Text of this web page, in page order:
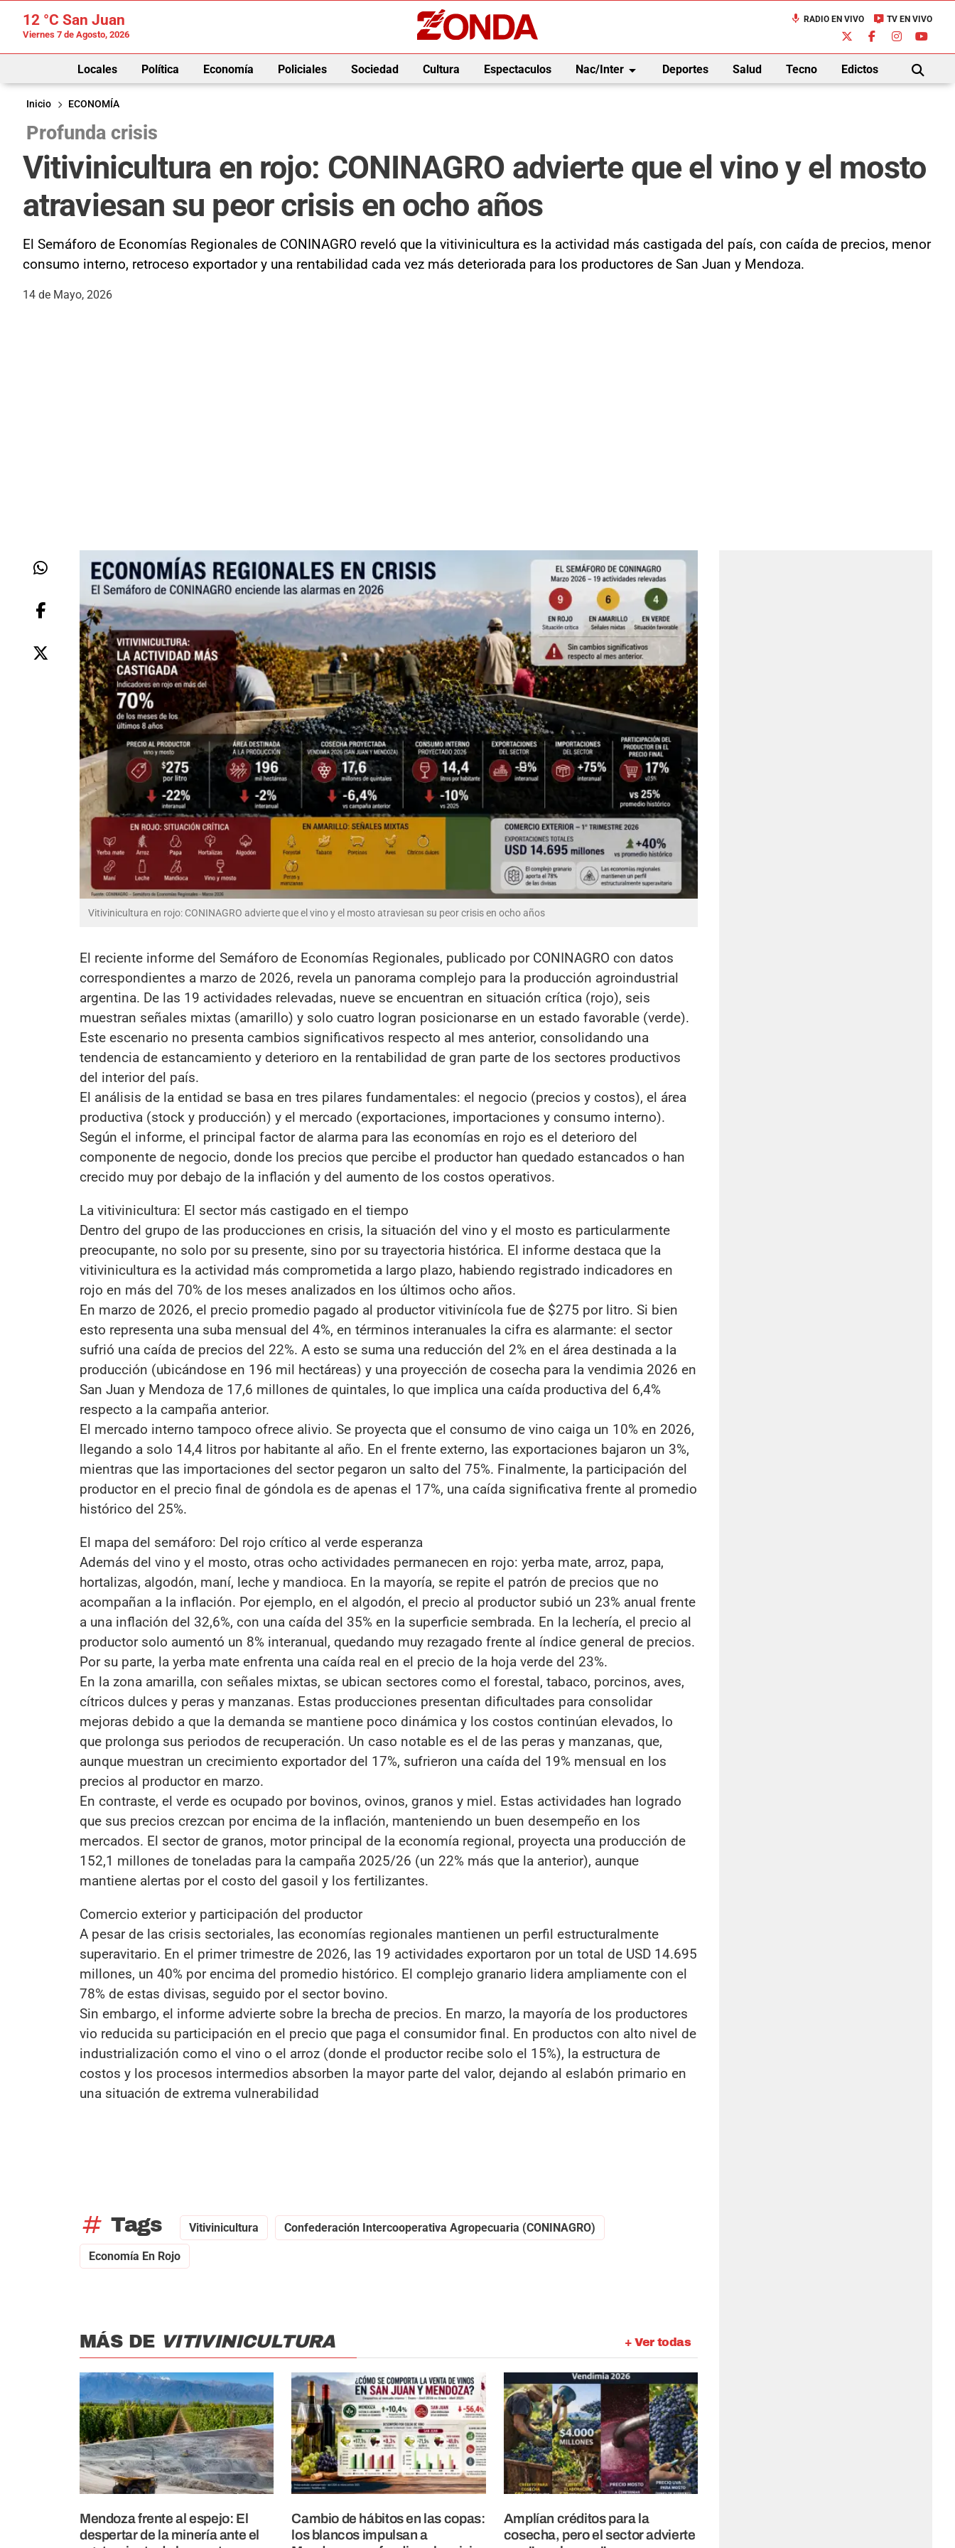
12 °C San Juan
Viernes 7 de Agosto, 2026
mic RADIO EN VIVO live_tv TV EN VIVO
Locales Política Economía Policiales Sociedad Cultura Espectaculos Nac/Interarrow_drop_down Deportes Salud Tecno Edictos
BUSCAR
Inicio
ECONOMÍA
Profunda crisis
Vitivinicultura en rojo: CONINAGRO advierte que el vino y el mosto
atraviesan su peor crisis en ocho años
El Semáforo de Economías Regionales de CONINAGRO reveló que la vitivinicultura es la actividad más castigada del país, con caída de precios, menor
consumo interno, retroceso exportador y una rentabilidad cada vez más deteriorada para los productores de San Juan y Mendoza.
14 de Mayo, 2026
Vitivinicultura en rojo: CONINAGRO advierte que el vino y el mosto atraviesan su peor crisis en ocho años
El reciente informe del Semáforo de Economías Regionales, publicado por CONINAGRO con datos
correspondientes a marzo de 2026, revela un panorama complejo para la producción agroindustrial
argentina. De las 19 actividades relevadas, nueve se encuentran en situación crítica (rojo), seis
muestran señales mixtas (amarillo) y solo cuatro logran posicionarse en un estado favorable (verde).
Este escenario no presenta cambios significativos respecto al mes anterior, consolidando una
tendencia de estancamiento y deterioro en la rentabilidad de gran parte de los sectores productivos
del interior del país.
El análisis de la entidad se basa en tres pilares fundamentales: el negocio (precios y costos), el área
productiva (stock y producción) y el mercado (exportaciones, importaciones y consumo interno).
Según el informe, el principal factor de alarma para las economías en rojo es el deterioro del
componente de negocio, donde los precios que percibe el productor han quedado estancados o han
crecido muy por debajo de la inflación y del aumento de los costos operativos.
La vitivinicultura: El sector más castigado en el tiempo
Dentro del grupo de las producciones en crisis, la situación del vino y el mosto es particularmente
preocupante, no solo por su presente, sino por su trayectoria histórica. El informe destaca que la
vitivinicultura es la actividad más comprometida a largo plazo, habiendo registrado indicadores en
rojo en más del 70% de los meses analizados en los últimos ocho años.
En marzo de 2026, el precio promedio pagado al productor vitivinícola fue de $275 por litro. Si bien
esto representa una suba mensual del 4%, en términos interanuales la cifra es alarmante: el sector
sufrió una caída de precios del 22%. A esto se suma una reducción del 2% en el área destinada a la
producción (ubicándose en 196 mil hectáreas) y una proyección de cosecha para la vendimia 2026 en
San Juan y Mendoza de 17,6 millones de quintales, lo que implica una caída productiva del 6,4%
respecto a la campaña anterior.
El mercado interno tampoco ofrece alivio. Se proyecta que el consumo de vino caiga un 10% en 2026,
llegando a solo 14,4 litros por habitante al año. En el frente externo, las exportaciones bajaron un 3%,
mientras que las importaciones del sector pegaron un salto del 75%. Finalmente, la participación del
productor en el precio final de góndola es de apenas el 17%, una caída significativa frente al promedio
histórico del 25%.
El mapa del semáforo: Del rojo crítico al verde esperanza
Además del vino y el mosto, otras ocho actividades permanecen en rojo: yerba mate, arroz, papa,
hortalizas, algodón, maní, leche y mandioca. En la mayoría, se repite el patrón de precios que no
acompañan a la inflación. Por ejemplo, en el algodón, el precio al productor subió un 23% anual frente
a una inflación del 32,6%, con una caída del 35% en la superficie sembrada. En la lechería, el precio al
productor solo aumentó un 8% interanual, quedando muy rezagado frente al índice general de precios.
Por su parte, la yerba mate enfrenta una caída real en el precio de la hoja verde del 23%.
En la zona amarilla, con señales mixtas, se ubican sectores como el forestal, tabaco, porcinos, aves,
cítricos dulces y peras y manzanas. Estas producciones presentan dificultades para consolidar
mejoras debido a que la demanda se mantiene poco dinámica y los costos continúan elevados, lo
que prolonga sus periodos de recuperación. Un caso notable es el de las peras y manzanas, que,
aunque muestran un crecimiento exportador del 17%, sufrieron una caída del 19% mensual en los
precios al productor en marzo.
En contraste, el verde es ocupado por bovinos, ovinos, granos y miel. Estas actividades han logrado
que sus precios crezcan por encima de la inflación, manteniendo un buen desempeño en los
mercados. El sector de granos, motor principal de la economía regional, proyecta una producción de
152,1 millones de toneladas para la campaña 2025/26 (un 22% más que la anterior), aunque
mantiene alertas por el costo del gasoil y los fertilizantes.
Comercio exterior y participación del productor
A pesar de las crisis sectoriales, las economías regionales mantienen un perfil estructuralmente
superavitario. En el primer trimestre de 2026, las 19 actividades exportaron por un total de USD 14.695
millones, un 40% por encima del promedio histórico. El complejo granario lidera ampliamente con el
78% de estas divisas, seguido por el sector bovino.
Sin embargo, el informe advierte sobre la brecha de precios. En marzo, la mayoría de los productores
vio reducida su participación en el precio que paga el consumidor final. En productos con alto nivel de
industrialización como el vino o el arroz (donde el productor recibe solo el 15%), la estructura de
costos y los procesos intermedios absorben la mayor parte del valor, dejando al eslabón primario en
una situación de extrema vulnerabilidad
tag Tags Vitivinicultura Confederación Intercooperativa Agropecuaria (CONINAGRO)
Economía En Rojo
+ Ver todas
MÁS DE VITIVINICULTURA
Mendoza frente al espejo: El
despertar de la minería ante el
Cambio de hábitos en las copas:
los blancos impulsan a
Amplían créditos para la
cosecha, pero el sector advierte